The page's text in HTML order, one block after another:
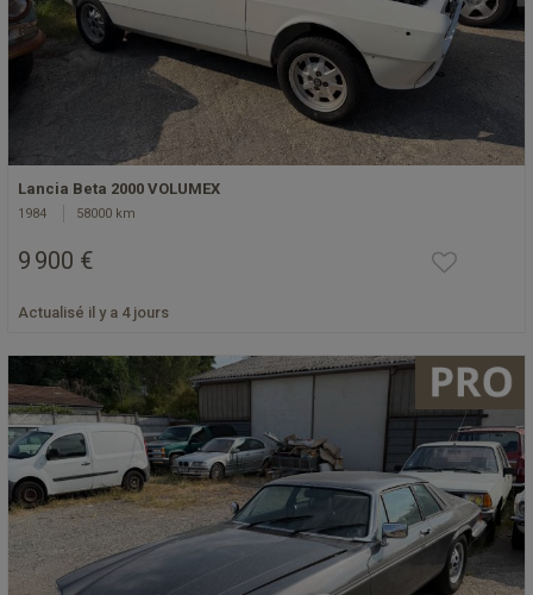
Lancia Beta 2000 VOLUMEX
1984 58000 km
9 900 €
Actualisé il y a 4 jours